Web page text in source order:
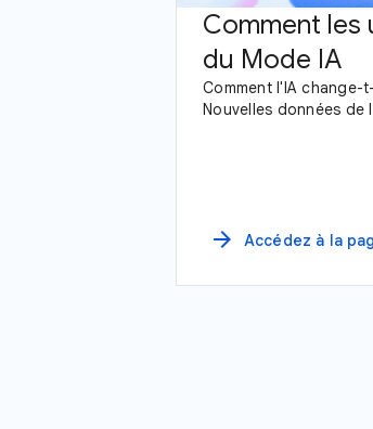
Comment les
du Mode IA
Comment l'IA
Nouvelles données de
arrow_forward Accédez à la